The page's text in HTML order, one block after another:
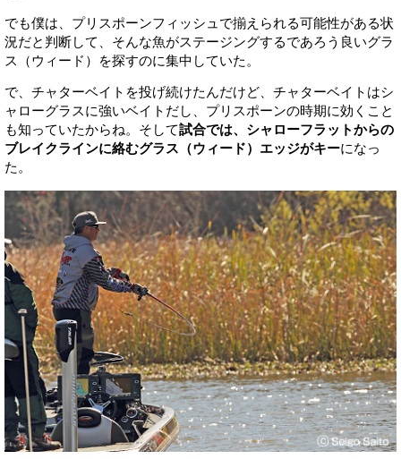
でも僕は、プリスポーンフィッシュで揃えられる可能性がある状
況だと判断して、そんな魚がステージングするであろう良いグラ
ス（ウィード）を探すのに集中していた。
で、チャターベイトを投げ続けたんだけど、チャターベイトはシ
ャローグラスに強いベイトだし、プリスポーンの時期に効くこと
も知っていたからね。そして試合では、シャローフラットからの
ブレイクラインに絡むグラス（ウィード）エッジがキーになっ
た。